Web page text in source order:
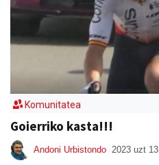
Komunitatea
Goierriko kasta!!!
Andoni Urbistondo 2023 uzt 13